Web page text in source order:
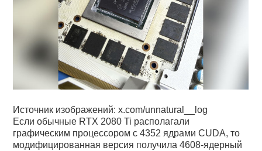
Источник изображений: x.com/unnatural__log
Если обычные RTX 2080 Ti располагали
графическим процессором с 4352 ядрами CUDA, то
модифицированная версия получила 4608-ядерный